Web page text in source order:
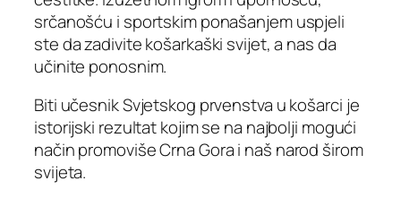
srčanošću i sportskim ponašanjem uspjeli
ste da zadivite košarkaški svijet, a nas da
učinite ponosnim.
Biti učesnik Svjetskog prvenstva u košarci je
istorijski rezultat kojim se na najbolji mogući
način promoviše Crna Gora i naš narod širom
svijeta.